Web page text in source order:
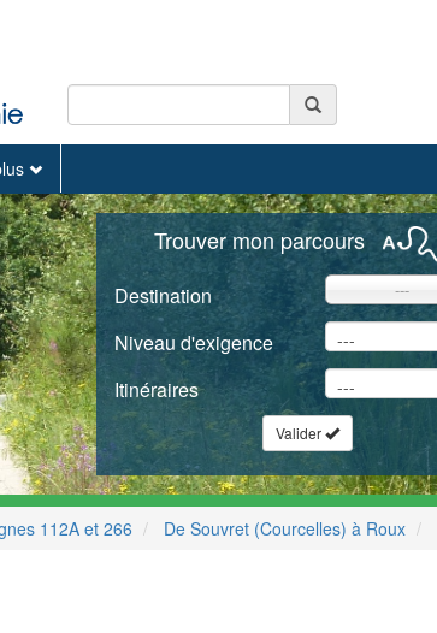
Trouver mon parcours
Destination ---
Niveau d'exigence
Itinéraires
Valider
112A et 266 De Souvret (Courcelles) à Roux